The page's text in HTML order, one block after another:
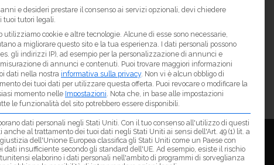
Privacy & Cookies
anni e desideri prestare il consenso ai servizi opzionali, devi chiedere
tuoi tutori legali.
utilizziamo cookie e altre tecnologie. Alcune di esse sono necessarie,
a migliorare questo sito e la tua esperienza. I dati personali possono
gli indirizzi IP), ad esempio per la personalizzazione di annunci e
di annunci e contenuti. Puoi trovare maggiori informazioni
dati nella nostra informativa sulla privacy. Non vi è alcun obbligo di
dei tuoi dati per utilizzare questa offerta. Puoi revocare o modificare la
momento nelle Impostazioni. Nota che, in base alle impostazioni
le funzionalità del sito potrebbero essere disponibili.
dati personali negli Stati Uniti. Con il tuo consenso all'utilizzo di questi
anche al trattamento dei tuoi dati negli Stati Uniti ai sensi dell'Art. 49 (1) lit. a
giustizia dell'Unione Europea classifica gli Stati Uniti come un Paese con
dati insufficiente secondo gli standard dell'UE. Ad esempio, esiste il rischio
elaborino i dati personali nell'ambito di programmi di sorveglianza